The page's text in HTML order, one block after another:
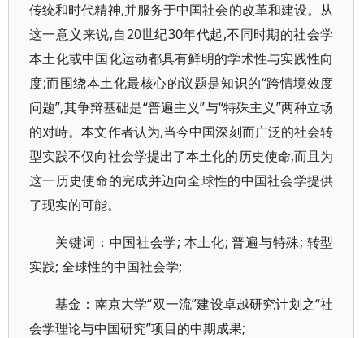
传统和时代精神,并服务于中国社会的改革和建设。从
这一意义来说,自20世纪30年代起,不同时期的社会学
本土化或中国化运动都具有鲜明的学术性与实践性向
度;而围绕本土化最核心的议题是知识的“跨情境效度
问题”,其争辩基础是“普遍主义”与“特殊主义”两种立场
的对峙。本文作者认为,当今中国深刻而广泛的社会转
型实践不仅向社会学提出了本土化的历史使命,而且为
这一历史使命的完成并迈向全球性的中国社会学提供
了现实的可能。
关键词：中国社会学; 本土化; 普遍与特殊; 转型
实践; 全球性的中国社会学;
基金：南京大学“双一流”建设卓越研究计划之“社
会学理论与中国研究”项目的中期成果;